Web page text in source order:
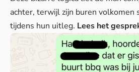
achter, terwijl zijn buren volkomen
tijdens hun uitleg. Lees het